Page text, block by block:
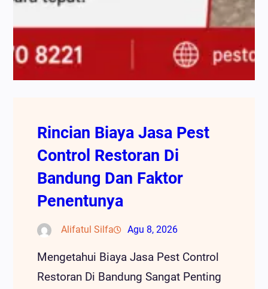
Rincian Biaya Jasa Pest
Control Restoran Di
Bandung Dan Faktor
Penentunya
Alifatul Silfa Agu 8, 2026
Mengetahui Biaya Jasa Pest Control
Restoran Di Bandung Sangat Penting